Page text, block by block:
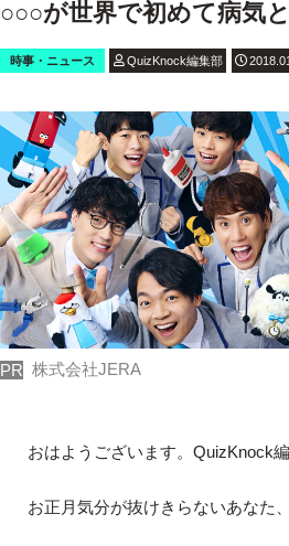
○○○が世界で初めて病気
時事・ニュース QuizKnock編集部
PR 株式会社JERA
おはようございます。QuizKnock編
お正月気分が抜けきらないあなた